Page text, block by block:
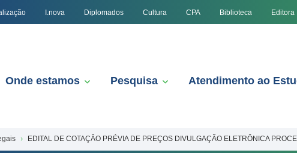
I.nova Diplomados Cultura CPA Biblioteca Editora
Onde estamos Pesquisa Atendimento ao
EDITAL DE COTAÇÃO PRÉVIA DE PREÇOS DIVULGAÇÃO ELETRÔNICA